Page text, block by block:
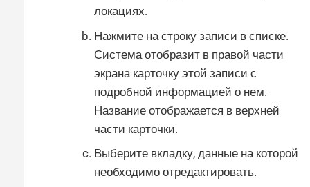
локациях.
Нажмите на строку записи в списке.
Система отобразит в правой части
экрана карточку этой записи с
подробной информацией о нем.
Название отображается в верхней
части карточки.
Выберите вкладку, данные на которой
необходимо отредактировать.